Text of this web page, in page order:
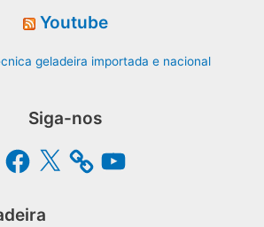
Youtube
geladeira importada e nacional
Siga-nos
Facebook
X YouTube